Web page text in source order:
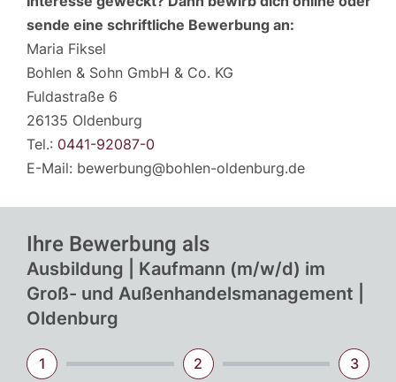
sende eine schriftliche Bewerbung an:
Maria Fiksel
Bohlen & Sohn GmbH & Co. KG
Fuldastraße 6
26135 Oldenburg
Tel.: 0441-92087-0
E-Mail: bewerbung@bohlen-oldenburg.de
Ihre Bewerbung als
Ausbildung | Kaufmann (m/w/d) im
Groß- und Außenhandelsmanagement |
Oldenburg
1 2 3